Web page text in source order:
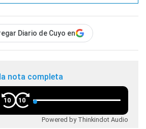
Diario de Cuyo en
nota completa
10 10
Powered by Thinkindot Audio